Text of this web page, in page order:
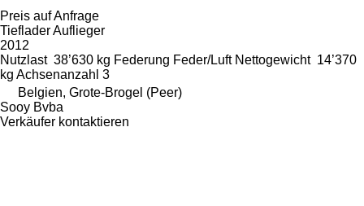
Preis auf Anfrage
Tieflader Auflieger
2012
Nutzlast 38’630 kg Federung Feder/Luft Nettogewicht 14’370
kg Achsenanzahl 3
Belgien, Grote-Brogel (Peer)
Sooy Bvba
Verkäufer kontaktieren